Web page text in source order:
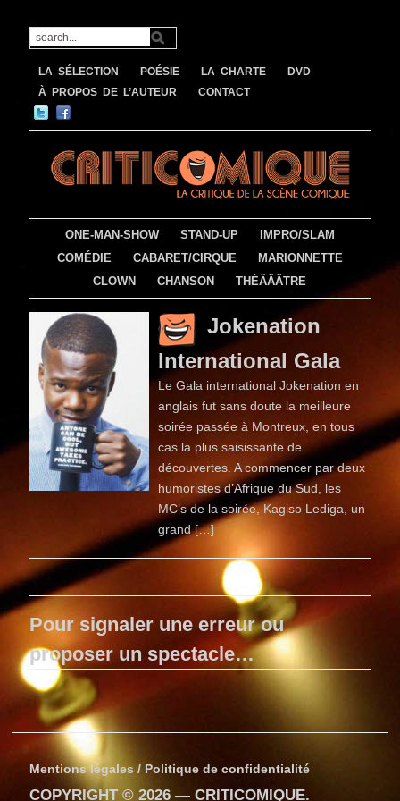
LA SÉLECTION POÉSIE LA CHARTE
DVD
À PROPOS DE L’AUTEUR
CONTACT
ONE-MAN-SHOW STAND-UP
IMPRO/SLAM
COMÉDIE
CABARET/CIRQUE
MARIONNETTE
CLOWN
CHANSON THÉÂÂÂTRE
Jokenation
International Gala
Le Gala international Jokenation en
anglais fut sans doute la meilleure
soirée passée à Montreux, en tous
cas la plus saisissante de
découvertes. A commencer par deux
humoristes d’Afrique du Sud, les
MC’s de la soirée, Kagiso Lediga, un
grand […]
Pour signaler une erreur ou
proposer un spectacle…
Mentions légales / Politique de confidentialité
COPYRIGHT © 2026 —CRITICOMIQUE.